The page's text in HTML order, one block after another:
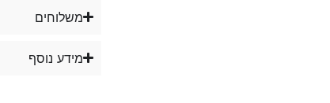
משלוחים
מידע נוסף